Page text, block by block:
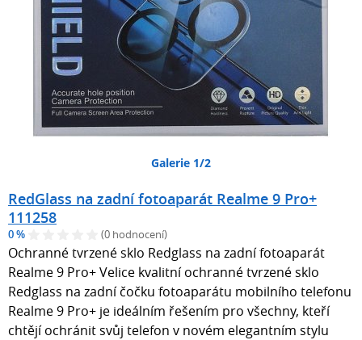
Galerie 1/2
RedGlass na zadní fotoaparát Realme 9 Pro+
111258
0 % (0 hodnocení)
Ochranné tvrzené sklo Redglass na zadní fotoaparát
Realme 9 Pro+ Velice kvalitní ochranné tvrzené sklo
Redglass na zadní čočku fotoaparátu mobilního telefonu
Realme 9 Pro+ je ideálním řešením pro všechny, kteří
chtějí ochránit svůj telefon v novém elegantním stylu